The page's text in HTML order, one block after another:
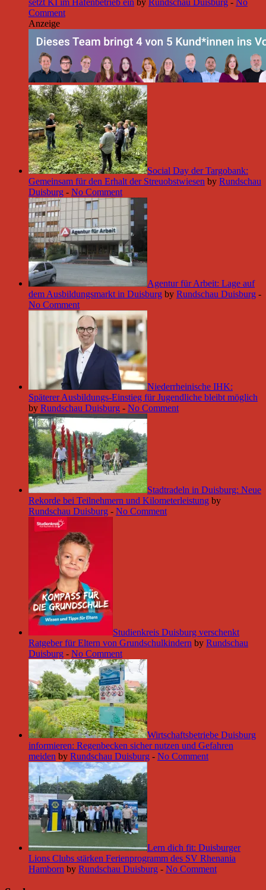
Comment
Anzeige
Social Day der Targobank:
Gemeinsam für den Erhalt der Streuobstwiesen by Rundschau
Duisburg - No Comment
Agentur für Arbeit: Lage auf
dem Ausbildungsmarkt in Duisburg by Rundschau Duisburg -
No Comment
Niederrheinische IHK:
Späterer Ausbildungs-Einstieg für Jugendliche bleibt möglich
by Rundschau Duisburg - No Comment
Stadtradeln in Duisburg: Neue
Rekorde bei Teilnehmern und Kilometerleistung by
Rundschau Duisburg - No Comment
Studienkreis Duisburg verschenkt
Ratgeber für Eltern von Grundschulkindern by Rundschau
Duisburg - No Comment
Wirtschaftsbetriebe Duisburg
informieren: Regenbecken sicher nutzen und Gefahren
meiden by Rundschau Duisburg - No Comment
Lern dich fit: Duisburger
Lions Clubs stärken Ferienprogramm des SV Rhenania
Hamborn by Rundschau Duisburg - No Comment